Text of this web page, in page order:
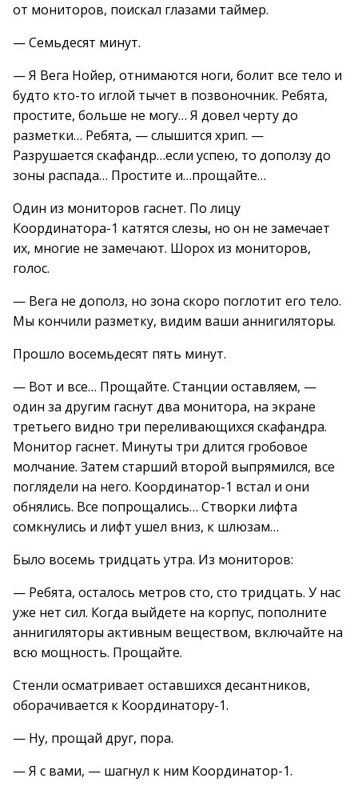
от мониторов, поискал глазами таймер.
— Семьдесят минут.
— Я Вега Нойер, отнимаются ноги, болит все тело и
будто кто-то иглой тычет в позвоночник. Ребята,
простите, больше не могу… Я довел черту до
разметки… Ребята, — слышится хрип. —
Разрушается скафандр…если успею, то доползу до
зоны распада… Простите и…прощайте…
Один из мониторов гаснет. По лицу
Координатора-1 катятся слезы, но он не замечает
их, многие не замечают. Шорох из мониторов,
голос.
— Вега не дополз, но зона скоро поглотит его тело.
Мы кончили разметку, видим ваши аннигиляторы.
Прошло восемьдесят пять минут.
— Вот и все… Прощайте. Станции оставляем, —
один за другим гаснут два монитора, на экране
третьего видно три переливающихся скафандра.
Монитор гаснет. Минуты три длится гробовое
молчание. Затем старший второй выпрямился, все
поглядели на него. Координатор-1 встал и они
обнялись. Все попрощались… Створки лифта
сомкнулись и лифт ушел вниз, к шлюзам…
Было восемь тридцать утра. Из мониторов:
— Ребята, осталось метров сто, сто тридцать. У нас
уже нет сил. Когда выйдете на корпус, пополните
аннигиляторы активным веществом, включайте на
всю мощность. Прощайте.
Стенли осматривает оставшихся десантников,
оборачивается к Координатору-1.
— Ну, прощай друг, пора.
— Я с вами, — шагнул к ним Координатор-1.